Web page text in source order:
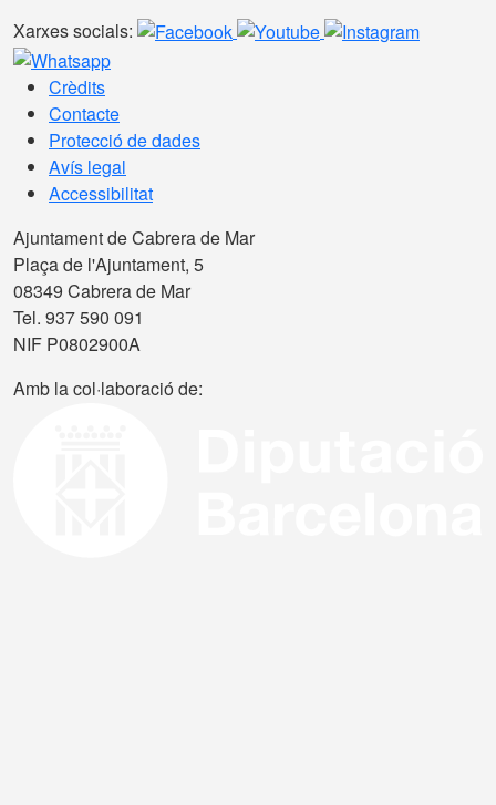
Xarxes socials:
Crèdits
Contacte
Protecció de dades
Avís legal
Accessibilitat
Ajuntament de Cabrera de Mar
Plaça de l'Ajuntament, 5
08349 Cabrera de Mar
Tel. 937 590 091
NIF P0802900A
Amb la col·laboració de: